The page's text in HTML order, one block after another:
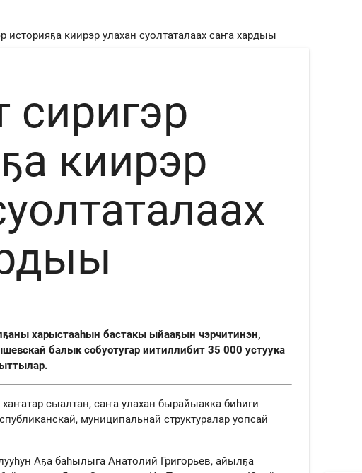
историяҕа киирэр улахан суолтаталаах саҥа хардыы
сиригэр
киирэр
харыстааһын бастакы ыйааҕын чэрчитинэн,
балык собуотугар иитиллибит 35 000 устуука
сыалтан, саҥа улахан бырайыакка биһиги
муниципальнай структуралар уопсай
Аҕа баһылыга Анатолий Григорьев, айылҕа